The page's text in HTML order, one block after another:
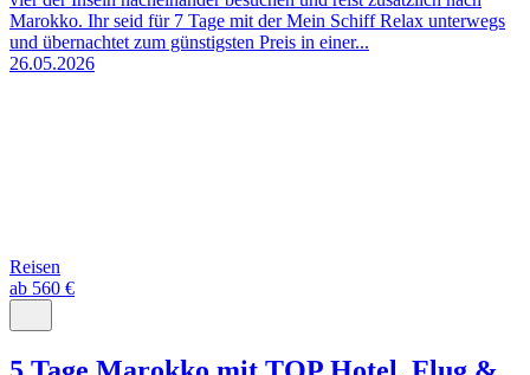
Marokko. Ihr seid für 7 Tage mit der Mein Schiff Relax unterwegs
und übernachtet zum günstigsten Preis in einer...
26.05.2026
Reisen
ab 560 €